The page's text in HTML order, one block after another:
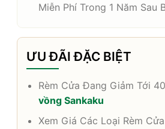
Miễn Phí Trong 1 Năm Sau
ƯU ĐÃI ĐẶC BIỆT
Rèm Cửa Đang Giảm Tới
vồng Sankaku
Xem Giá Các Loại Rèm